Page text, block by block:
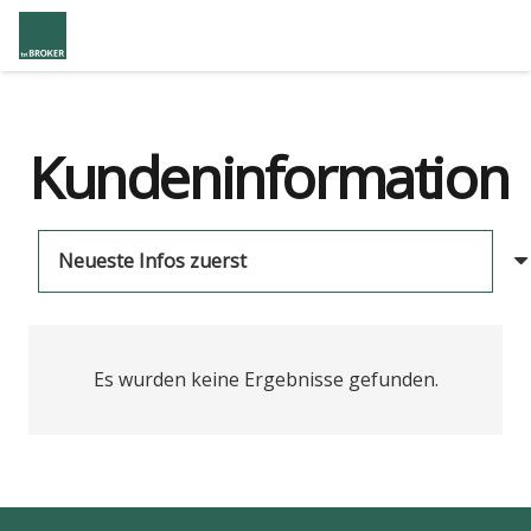
Kundeninformation
Es wurden keine Ergebnisse gefunden.